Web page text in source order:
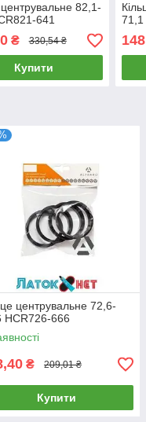
центрувальне 82,1-
641
₴ 330,54 ₴
Купити
71,1
центрувальне 72,6-
HCR726-666
₴ 209,01 ₴
Купити